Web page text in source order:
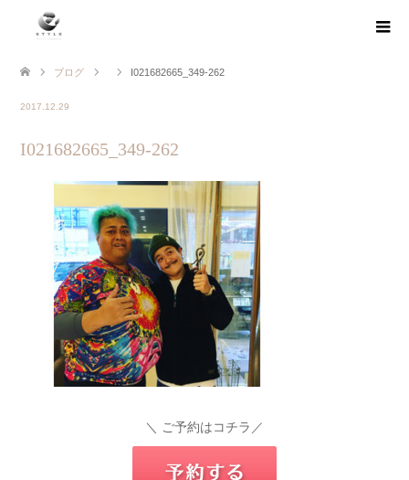
ブログ I021682665_349-262
2017.12.29
I021682665_349-262
＼ ご予約はコチラ／